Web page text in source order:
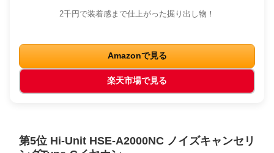
2千円で装着感まで仕上がった掘り出し物！
Amazonで見る
楽天市場で見る
第5位 Hi-Unit HSE-A2000NC ノイズキャンセリ